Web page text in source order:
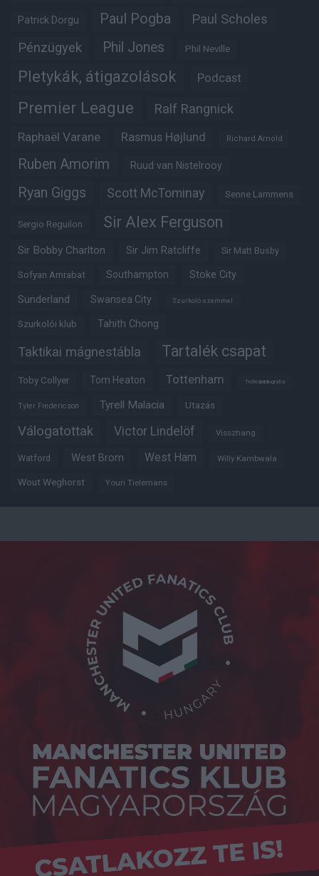
Patrick Dorgu Paul Pogba Paul Scholes
Pénzügyek Phil Jones Phil Neville
Pletykák, átigazolások Podcast
Premier League Ralf Rangnick
Raphaël Varane Rasmus Højlund Richard Arnold
Ruben Amorim Ruud van Nistelrooy
Ryan Giggs Scott McTominay Senne Lammens
Sergio Reguilon Sir Alex Ferguson
Sir Bobby Charlton Sir Jim Ratcliffe Sir Matt Busby
Sofyan Amrabat Southampton Stoke City
Sunderland Swansea City Szurkoló szemmel
Szurkolói klub Tahith Chong
Taktikai mágnestábla Tartalék csapat
Toby Collyer Tom Heaton Tottenham Trófeabibliográfia
Tyler Fredericson Tyrell Malacia Utazás
Válogatottak Victor Lindelöf Visszhang
Watford West Brom West Ham Willy Kambwala
Wout Weghorst Youri Tielemans